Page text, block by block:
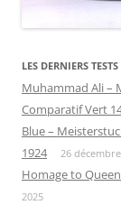
LES DERNIERS
Muhammad Ali –
Comparatif Vert
Blue –
1924
26
Homage to
2025